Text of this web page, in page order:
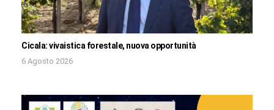
Cicala: vivaistica forestale, nuova opportunità
6 Agosto 2026